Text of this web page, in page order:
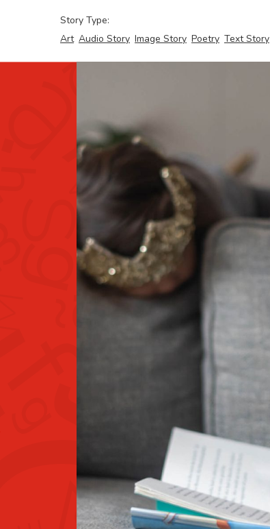
Story Type:
Art Audio Story Image Story Poetry Text Story